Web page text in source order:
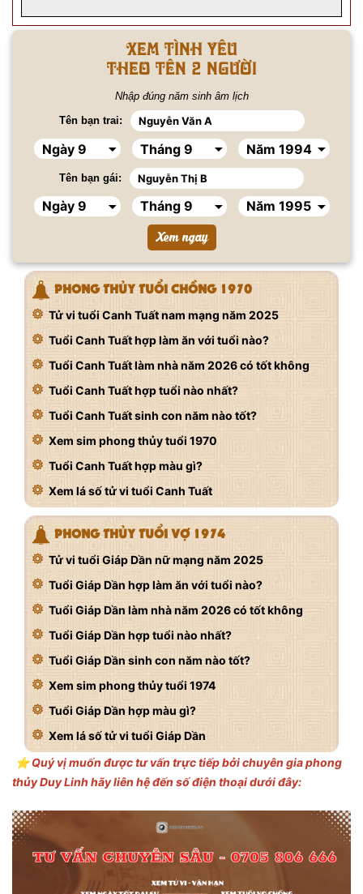
Xem tình yêu
Theo tên 2 người
Nhập đúng năm sinh âm lịch
Tên bạn trai:
Tên bạn gái:
PHONG THỦY TUỔI CHỒNG 1970
Tử vi tuổi Canh Tuất nam mạng năm 2025
Tuổi Canh Tuất hợp làm ăn với tuổi nào?
Tuổi Canh Tuất làm nhà năm 2026 có tốt không
Tuổi Canh Tuất hợp tuổi nào nhất?
Tuổi Canh Tuất sinh con năm nào tốt?
Xem sim phong thủy tuổi 1970
Tuổi Canh Tuất hợp màu gì?
Xem lá số tử vi tuổi Canh Tuất
PHONG THỦY TUỔI VỢ 1974
Tử vi tuổi Giáp Dần nữ mạng năm 2025
Tuổi Giáp Dần hợp làm ăn với tuổi nào?
Tuổi Giáp Dần làm nhà năm 2026 có tốt không
Tuổi Giáp Dần hợp tuổi nào nhất?
Tuổi Giáp Dần sinh con năm nào tốt?
Xem sim phong thủy tuổi 1974
Tuổi Giáp Dần hợp màu gì?
Xem lá số tử vi tuổi Giáp Dần
⭐️ Quý vị muốn được tư vấn trực tiếp bởi chuyên gia phong
thủy Duy Linh hãy liên hệ đến số điện thoại dưới đây: